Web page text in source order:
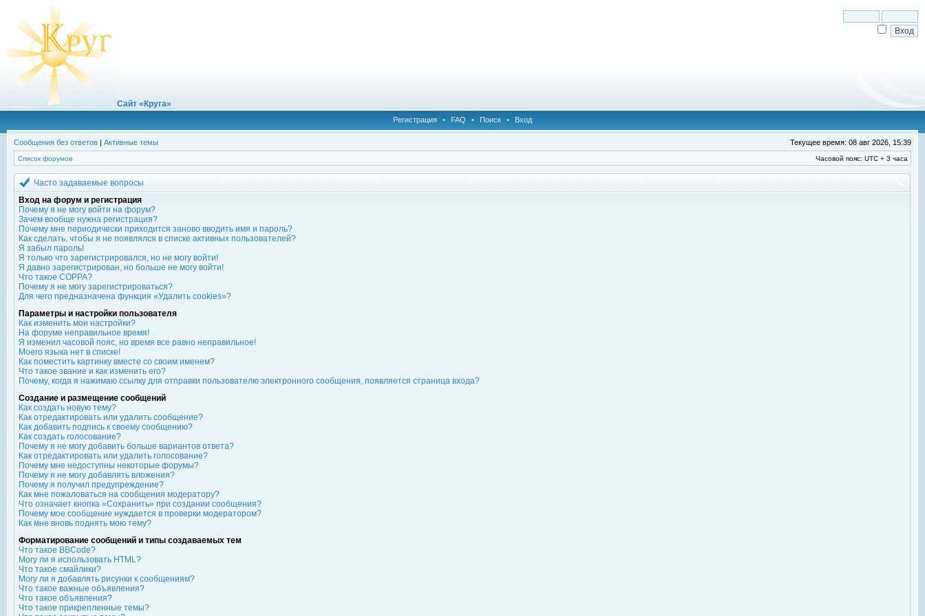
Сайт «Круга»
Регистрация • FAQ • Поиск • Вход
Сообщения без ответов | Активные темы Текущее время: 08 авг 2026, 15:39
Список форумов Часовой пояс: UTC + 3 часа
Часто задаваемые вопросы
Вход на форум и регистрация
Почему я не могу войти на форум?
Зачем вообще нужна регистрация?
Почему мне периодически приходится заново вводить имя и пароль?
Как сделать, чтобы я не появлялся в списке активных пользователей?
Я забыл пароль!
Я только что зарегистрировался, но не могу войти!
Я давно зарегистрирован, но больше не могу войти!
Что такое COPPA?
Почему я не могу зарегистрироваться?
Для чего предназначена функция «Удалить cookies»?
Параметры и настройки пользователя
Как изменить мои настройки?
На форуме неправильное время!
Я изменил часовой пояс, но время все равно неправильное!
Моего языка нет в списке!
Как поместить картинку вместе со своим именем?
Что такое звание и как изменить его?
Почему, когда я нажимаю ссылку для отправки пользователю электронного сообщения, появляется страница входа?
Создание и размещение сообщений
Как создать новую тему?
Как отредактировать или удалить сообщение?
Как добавить подпись к своему сообщению?
Как создать голосование?
Почему я не могу добавить больше вариантов ответа?
Как отредактировать или удалить голосование?
Почему мне недоступны некоторые форумы?
Почему я не могу добавлять вложения?
Почему я получил предупреждение?
Как мне пожаловаться на сообщения модератору?
Что означает кнопка «Сохранить» при создании сообщения?
Почему мое сообщение нуждается в проверки модератором?
Как мне вновь поднять мою тему?
Форматирование сообщений и типы создаваемых тем
Что такое BBCode?
Могу ли я использовать HTML?
Что такое смайлики?
Могу ли я добавлять рисунки к сообщениям?
Что такое важные объявления?
Что такое объявления?
Что такое прикрепленные темы?